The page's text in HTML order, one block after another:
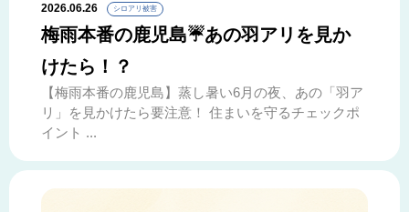
2026.06.26 シロアリ被害
梅雨本番の鹿児島☔あの羽アリを見か
けたら！？
【梅雨本番の鹿児島】蒸し暑い6月の夜、あの「羽ア
リ」を見かけたら要注意！ 住まいを守るチェックポ
イント ...